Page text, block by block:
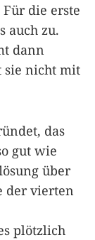
die erste
auch zu.
dann
sie nicht mit
das
gut wie
über
der vierten
plötzlich